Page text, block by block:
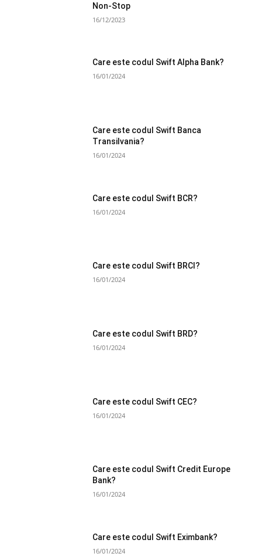
Non-Stop
16/12/2023
Care este codul Swift Alpha Bank?
16/01/2024
Care este codul Swift Banca
Transilvania?
16/01/2024
Care este codul Swift BCR?
16/01/2024
Care este codul Swift BRCI?
16/01/2024
Care este codul Swift BRD?
16/01/2024
Care este codul Swift CEC?
16/01/2024
Care este codul Swift Credit Europe
Bank?
16/01/2024
Care este codul Swift Eximbank?
16/01/2024